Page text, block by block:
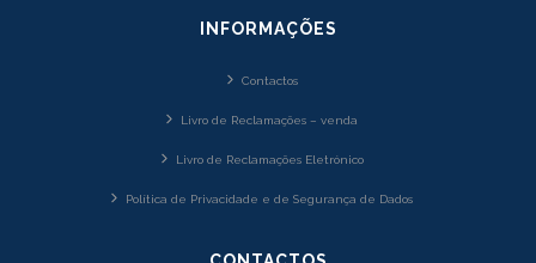
INFORMAÇÕES
Contactos
Livro de Reclamações – venda
Livro de Reclamações Eletrónico
Política de Privacidade e de Segurança de Dados